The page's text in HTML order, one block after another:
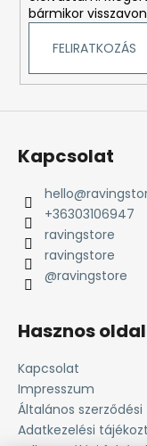
bármikor
FELIRATKOZÁS
Kapcsolat
hello@
+36303106947
ravingstore
ravingstore
@ravingstore
Hasznos
Kapcsolat
Impresszum
Általános
Adatkezelési